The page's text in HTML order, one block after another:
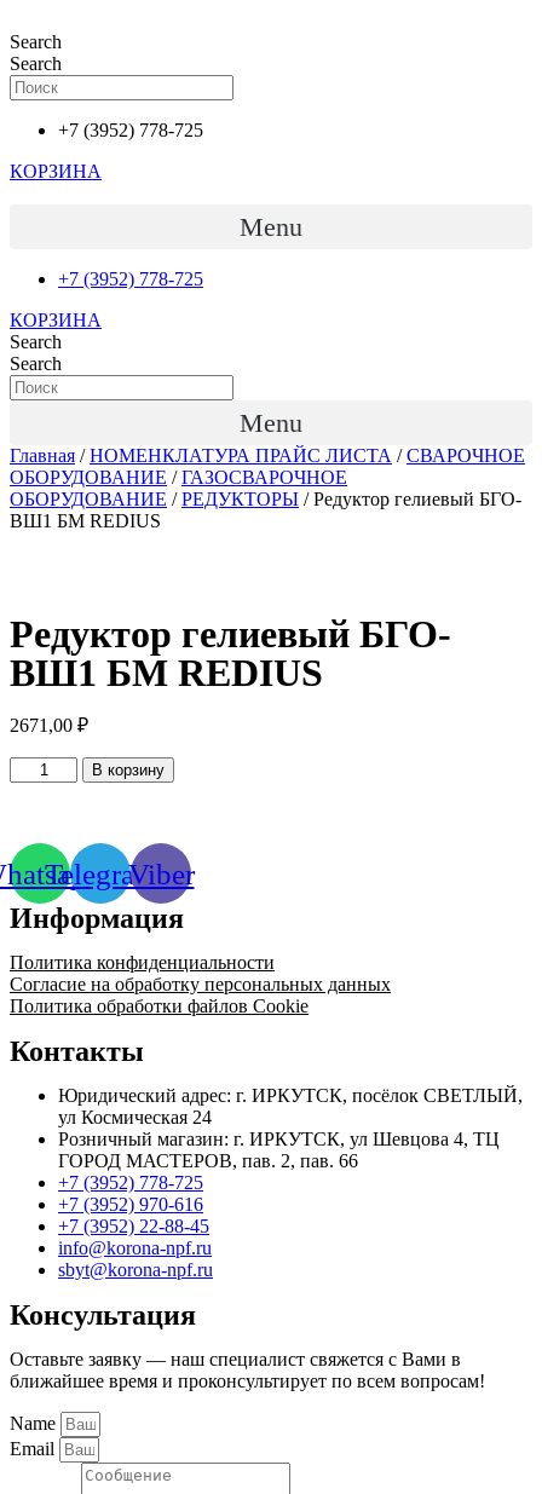
к
содержимому
Search
Search
+7 (3952) 778-725
КОРЗИНА
Menu
+7 (3952) 778-725
КОРЗИНА
Search
Search
Menu
Главная /НОМЕНКЛАТУРА ПРАЙС ЛИСТА /СВАРОЧНОЕ
ОБОРУДОВАНИЕ /ГАЗОСВАРОЧНОЕ
ОБОРУДОВАНИЕ /РЕДУКТОРЫ / Редуктор гелиевый БГО-
ВШ1 БМ REDIUS
Редуктор гелиевый БГО-
ВШ1 БМ REDIUS
2671,00 ₽
Количество
товара
БГО-
ВШ1
БМ
REDIUS
В корзину
TelegramViber
Информация
Политика конфиденциальности
Согласие на обработку персональных данных
Политика обработки файлов Cookie
Контакты
Юридический адрес: г. ИРКУТСК, посёлок СВЕТЛЫЙ,
ул Космическая 24
Розничный магазин: г. ИРКУТСК, ул Шевцова 4, ТЦ
ГОРОД МАСТЕРОВ, пав. 2, пав. 66
+7 (3952) 778-725
+7 (3952) 970-616
+7 (3952) 22-88-45
info@korona-npf.ru
sbyt@korona-npf.ru
Консультация
Оставьте заявку — наш специалист свяжется с Вами в
ближайшее время и проконсультирует по всем вопросам!
Name
Email